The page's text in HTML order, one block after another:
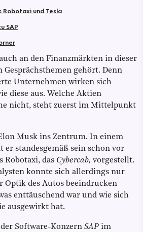
Robotaxi und Tesla
SAP
an den Finanzmärkten in dieser
Gesprächsthemen gehört. Denn
Unternehmen wirken sich
diese aus. Welche Aktien
nicht, steht zuerst im Mittelpunkt
Musk ins Zentrum. In einem
er standesgemäß sein schon vor
Robotaxi, das Cybercab, vorgestellt.
konnte sich allerdings nur
Optik des Autos beeindrucken
enttäuschend war und wie sich
ausgewirkt hat.
Software-Konzern SAP im